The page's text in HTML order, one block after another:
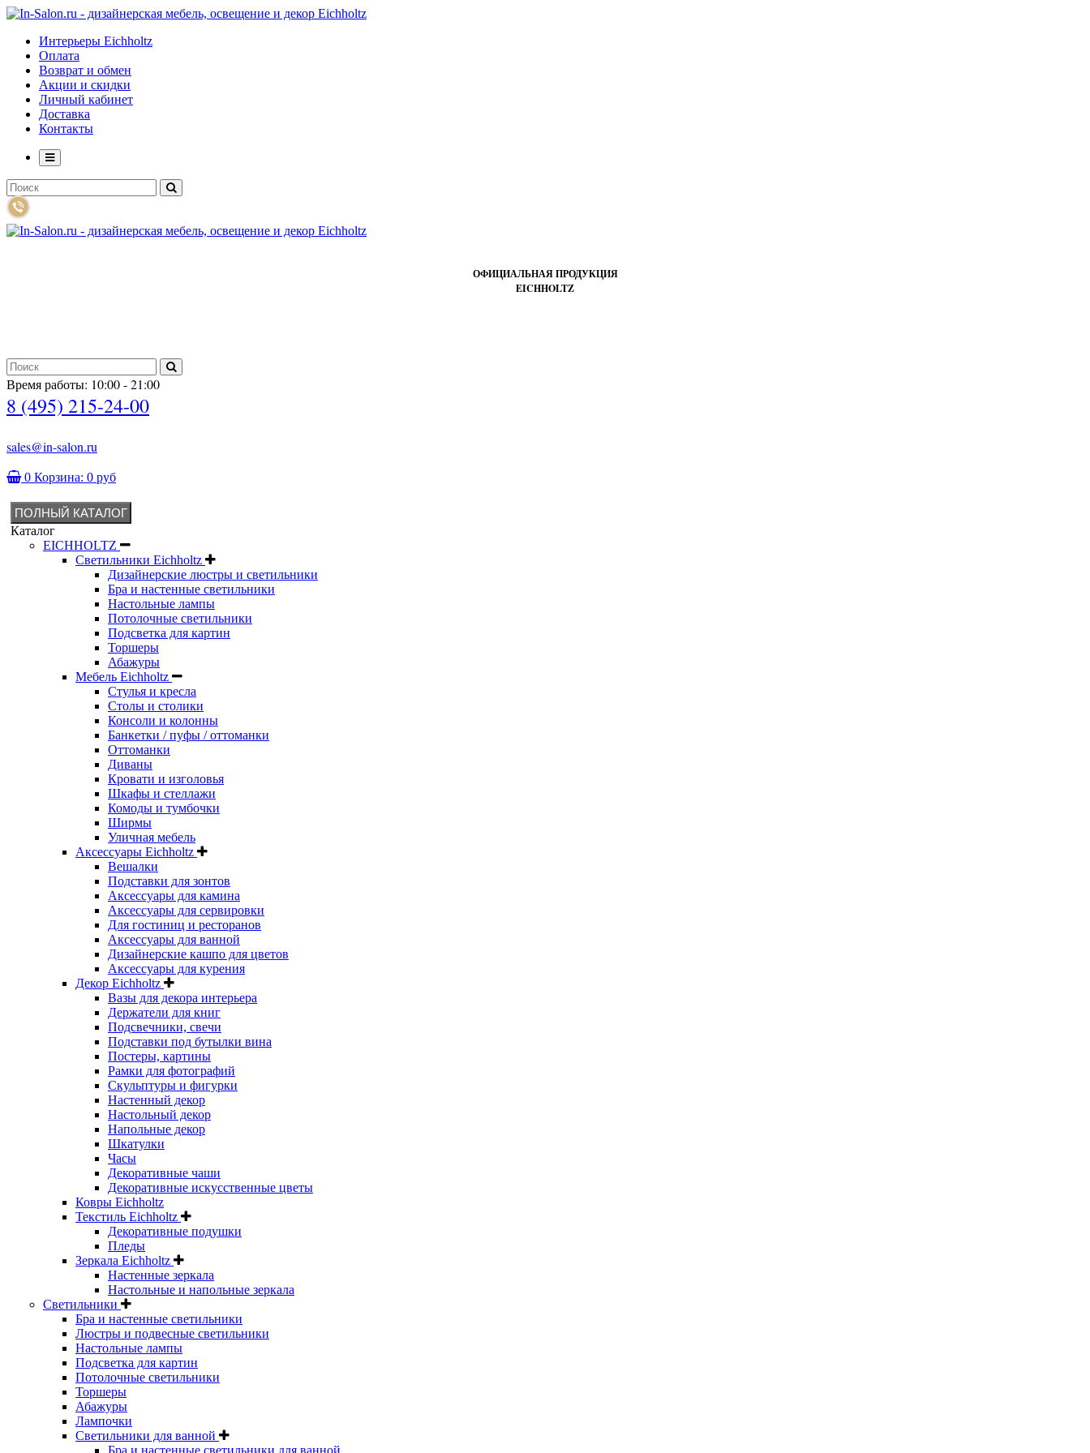
Интерьеры Eichholtz
Оплата
Возврат и обмен
Акции и скидки
Личный кабинет
Доставка
Контакты
ОФИЦИАЛЬНАЯ ПРОДУКЦИЯ
EICHHOLTZ
Время работы: 10:00 - 21:00
8 (495) 215-24-00
sales@in-salon.ru
0 Корзина: 0 руб
ПОЛНЫЙ КАТАЛОГ
Каталог
EICHHOLTZ
Светильники Eichholtz
Дизайнерские люстры и светильники
Бра и настенные светильники
Настольные лампы
Потолочные светильники
Подсветка для картин
Торшеры
Абажуры
Мебель Eichholtz
Стулья и кресла
Столы и столики
Консоли и колонны
Банкетки / пуфы / оттоманки
Оттоманки
Диваны
Кровати и изголовья
Шкафы и стеллажи
Комоды и тумбочки
Ширмы
Уличная мебель
Аксессуары Eichholtz
Вешалки
Подставки для зонтов
Аксессуары для камина
Аксессуары для сервировки
Для гостиниц и ресторанов
Аксессуары для ванной
Дизайнерские кашпо для цветов
Аксессуары для курения
Декор Eichholtz
Вазы для декора интерьера
Держатели для книг
Подсвечники, свечи
Подставки под бутылки вина
Постеры, картины
Рамки для фотографий
Скульптуры и фигурки
Настенный декор
Настольный декор
Напольные декор
Шкатулки
Часы
Декоративные чаши
Декоративные искусственные цветы
Ковры Eichholtz
Текстиль Eichholtz
Декоративные подушки
Пледы
Зеркала Eichholtz
Настенные зеркала
Настольные и напольные зеркала
Светильники
Бра и настенные светильники
Люстры и подвесные светильники
Настольные лампы
Подсветка для картин
Потолочные светильники
Торшеры
Абажуры
Лампочки
Светильники для ванной
Бра и настенные светильники для ванной